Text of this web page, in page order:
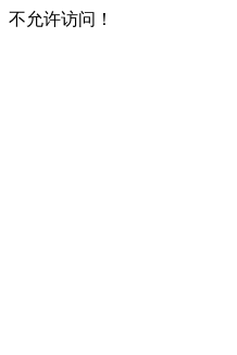
不允许访问！